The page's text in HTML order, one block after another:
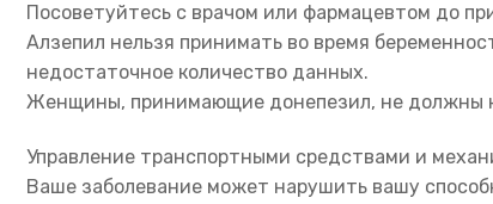
Посоветуйтесь с врачом или фармацевтом до
Алзепил нельзя принимать во время
недостаточное количество данных.
Женщины, принимающие донепезил, не должны
Управление транспортными средствами и
Ваше заболевание может нарушить вашу